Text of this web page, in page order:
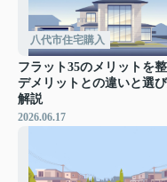
八代市住宅購入
フラット35のメリットを整
デメリットとの違いと選
解説
2026.06.17